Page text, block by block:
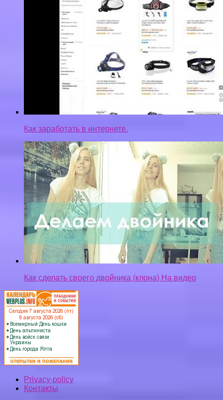
Как заработать в интернете.
Как сделать своего двойника (клона) На видео
Privacy-policy
Контакты